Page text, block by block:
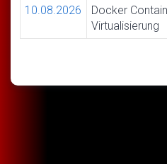
10.08.2026
Docker
Virtualisierung